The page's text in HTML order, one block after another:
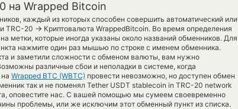
на Wrapped Bitcoin
каждый из которых способен совершить автоматический или
TRC-20 → Криптовалюта WrappedBitcoin. Во время определения
метки, которые иногда указаны около названий обменников. Для
нажмите один раз мышью по строке с именем обменника.
и заметили сложности с обменом валюты, вам нужно
различные сбои и неполадки в системе, когда
на Wrapped BTC (WBTC) провести невозможно, но доступен обмен
так и не поменял Tether USDT stablecoin in TRC-20 network
оповестите нас. С вашей помощью мы сумеем своевременно
проблемы, или же исключим этот обменный пункт из списка.